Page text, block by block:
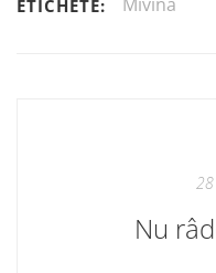
ETICHETE:
Nu